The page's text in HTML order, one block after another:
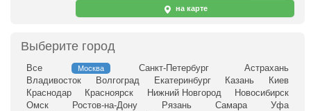
на карте
Выберите город
Все Москва Санкт-Петербург
Астрахань
Владивосток
Волгоград Екатеринбург Казань
Киев
Краснодар
Красноярск Нижний Новгород
Новосибирск
Омск
Ростов-на-Дону Рязань Самара
Уфа